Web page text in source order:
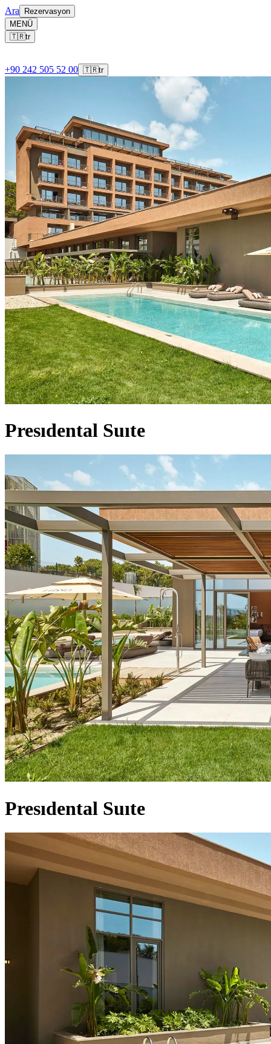
Ara
Rezervasyon
MENÜ
🇹🇷tr
+90 242 505 52 00 🇹🇷tr
Presıdental Suıte
Presıdental Suıte